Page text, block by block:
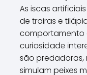
As iscas
de trairas e
comportamento
curiosidade
são predadoras,
simulam peixes